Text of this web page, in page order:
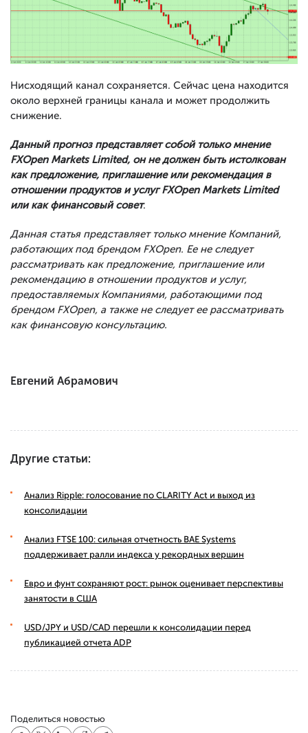
Нисходящий канал сохраняется. Сейчас цена находится
около верхней границы канала и может продолжить
снижение.
Данный прогноз представляет собой только мнение
FXOpen Markets Limited, он не должен быть истолкован
как предложение, приглашение или рекомендация в
отношении продуктов и услуг FXOpen Markets Limited
или как финансовый совет.
Данная статья представляет только мнение Компаний,
работающих под брендом FXOpen. Ее не следует
рассматривать как предложение, приглашение или
рекомендацию в отношении продуктов и услуг,
предоставляемых Компаниями, работающими под
брендом FXOpen, а также не следует ее рассматривать
как финансовую консультацию.
Евгений Абрамович
Другие статьи:
Анализ Ripple: голосование по CLARITY Act и выход из
консолидации
Анализ FTSE 100: сильная отчетность BAE Systems
поддерживает ралли индекса у рекордных вершин
Евро и фунт сохраняют рост: рынок оценивает перспективы
занятости в США
USD/JPY и USD/CAD перешли к консолидации перед
публикацией отчета ADP
Поделиться новостью